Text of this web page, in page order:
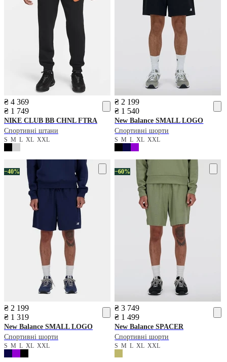
₴ 4 369
₴ 1 749
NIKE CLUB BB CHNL FTRA
Спортивні штани
S M L XL XXL
₴ 2 199
₴ 1 540
New Balance SMALL LOGO
Спортивні шорти
SMLXLXXL
−40%
₴ 2 199
₴ 1 319
New Balance SMALL LOGO
Спортивні шорти
S M L XL XXL
−60%
₴ 3 749
₴ 1 499
New Balance SPACER
Спортивні шорти
SMLXLXXL